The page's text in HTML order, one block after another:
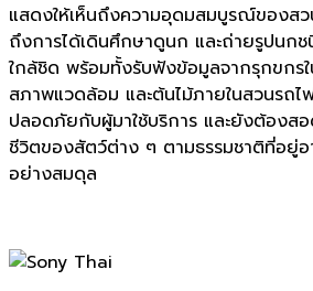
แสดงให้เห็นถึงความอุดมสมบูรณ์ของสว
ถึงการได้เดินศึกษาดูนก และถ่ายรูปนก
ใกล้ชิด พร้อมทั้งรับฟังข้อมูลจากรุกขกรใ
สภาพแวดล้อม และต้นไม้ภายในสวนรถไ
ปลอดภัยกับผู้มาใช้บริการ และยังต้องส
ชีวิตของสัตว์ต่าง ๆ ตามธรรมชาติที่อยู่
อย่างสมดุล